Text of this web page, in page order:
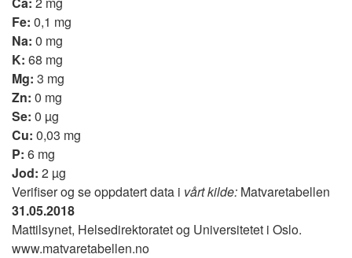
Fe: 0,1 mg
Na: 0 mg
K: 68 mg
Mg: 3 mg
Zn: 0 mg
Se: 0 µg
Cu: 0,03 mg
P: 6 mg
Jod: 2 µg
Verifiser og se oppdatert data i vårt kilde: Matvaretabellen
31.05.2018
Mattilsynet, Helsedirektoratet og Universitetet i Oslo.
www.matvaretabellen.no